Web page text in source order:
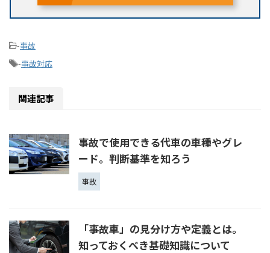
-事故
-事故対応
関連記事
事故で使用できる代車の車種やグレ
ード。判断基準を知ろう
事故
「事故車」の見分け方や定義とは。
知っておくべき基礎知識について